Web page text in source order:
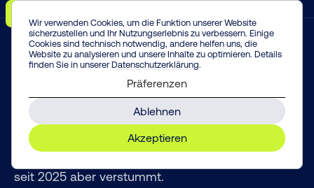
Wir verwenden Cookies, um die Funktion unserer Website
sicherzustellen und Ihr Nutzungserlebnis zu verbessern. Einige
Cookies sind technisch notwendig, andere helfen uns, die
Website zu analysieren und unsere Inhalte zu optimieren. Details
finden Sie in unserer Datenschutzerklärung.
Präferenzen
Ablehnen
Akzeptieren
Enter
Menü Vorfall melden!
Kraken
Aus den Resten von HelloKitty entstanden,
brachte Kraken echte Windows-/Linux-/ESXi-
seit 2025 aber verstummt.